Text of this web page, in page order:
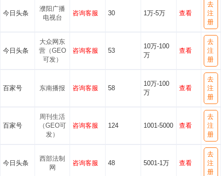
今日头条
濮阳广播
电视台
咨询客服 30 1万-5万 查看
去
注
册
今日头条
大众网东
营（GEO
可发）
咨询客服 53
10万-100
万
查看
去
注
册
百家号 东南播报 咨询客服 58
10万-100
万
查看
去
注
册
百家号
周刊生活
（GEO可
发）
咨询客服 124 1001-5000 查看
去
注
册
今日头条
西部法制
网
咨询客服 48 5001-1万 查看
去
注
册